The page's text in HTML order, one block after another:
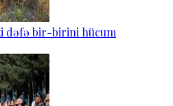
dəfə bir-birini hücum